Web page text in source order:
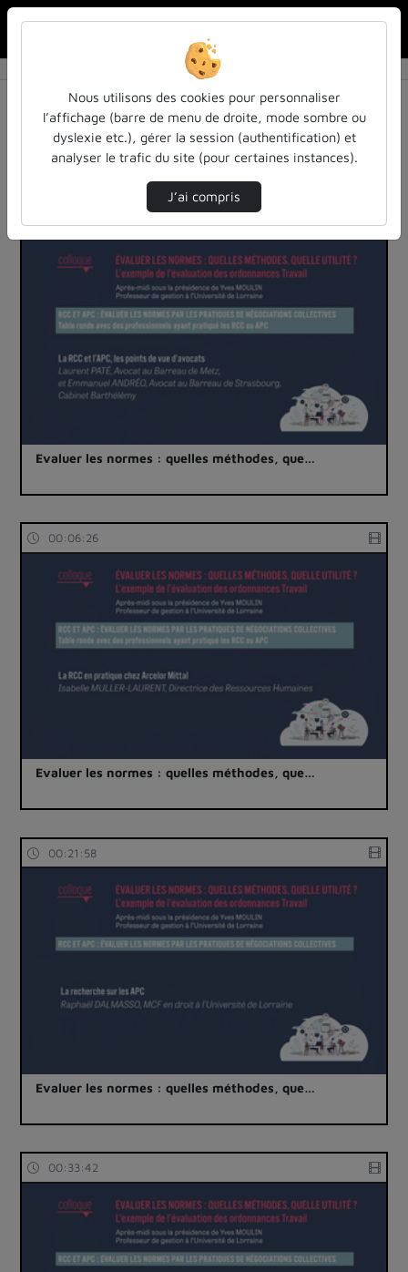
12 vidéos trouvées
Audio Vidéo Statistiques de vues
Direction de tri
00:49:37
Evaluer les normes : quelles méthodes, que…
00:06:26
Evaluer les normes : quelles méthodes, que…
00:21:58
Evaluer les normes : quelles méthodes, que…
00:33:42
Nous utilisons des cookies pour personnaliser
l’affichage (barre de menu de droite, mode sombre ou
dyslexie etc.), gérer la session (authentification) et
analyser le trafic du site (pour certaines instances).
J’ai compris